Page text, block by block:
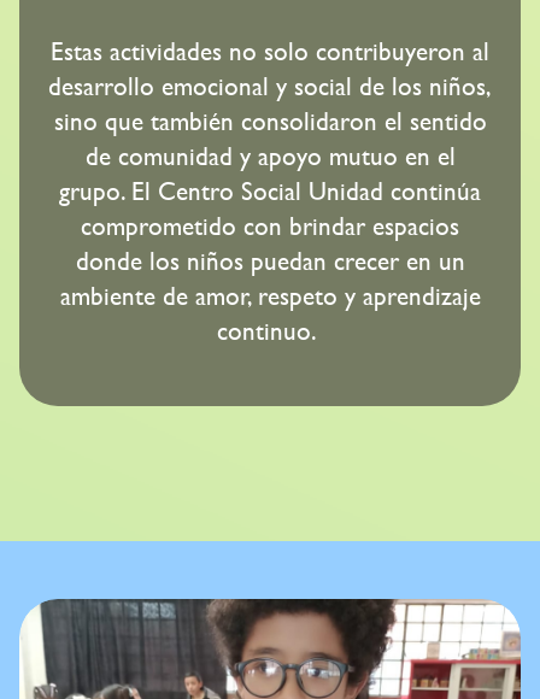
Estas actividades no solo contribuyeron al
desarrollo emocional y social de los niños,
sino que también consolidaron el sentido
de comunidad y apoyo mutuo en el
grupo. El Centro Social Unidad continúa
comprometido con brindar espacios
donde los niños puedan crecer en un
ambiente de amor, respeto y aprendizaje
continuo.